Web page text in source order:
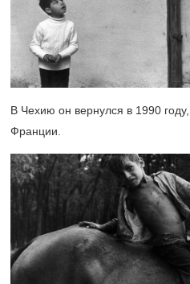
В Чехию он вернулся в 1990
Франции.